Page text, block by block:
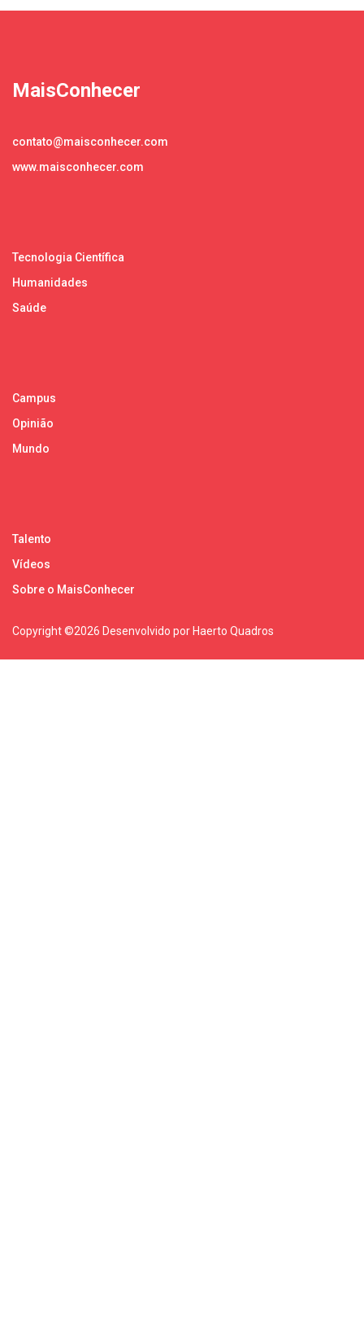
MaisConhecer
contato@maisconhecer.com
www.maisconhecer.com
Tecnologia Científica
Humanidades
Saúde
Campus
Opinião
Mundo
Talento
Vídeos
Sobre o MaisConhecer
Copyright ©2026 Desenvolvido por Haerto Quadros